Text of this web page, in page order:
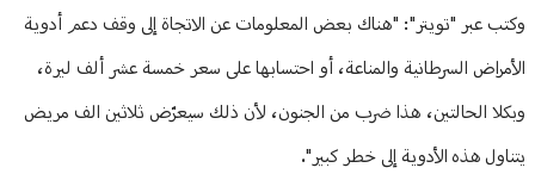
وكتب عبر "تويتر": "هناك بعض المعلومات عن الاتجاة إلى وقف دعم أدوية
الأمراض السرطانية والمناعة، أو احتسابها على سعر خمسة عشر ألف ليرة،
وبكلا الحالتين، هذا ضرب من الجنون، لأن ذلك سيعرّض ثلاثين الف مريض
يتناول هذه الأدوية إلى خطر كبير".